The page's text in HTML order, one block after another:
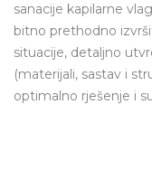
sanacije kapilarne
bitno prethodno
situacije, detaljno
(materijali, sastav i
optimalno rješenje i